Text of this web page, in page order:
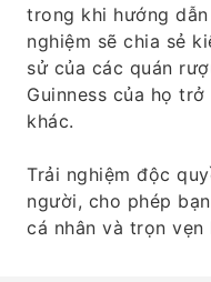
trong khi hướng
nghiệm sẽ chia sẻ
sử của các quán
Guinness của họ
khác.
Trải nghiệm độc
người, cho phép
cá nhân và trọn vẹn